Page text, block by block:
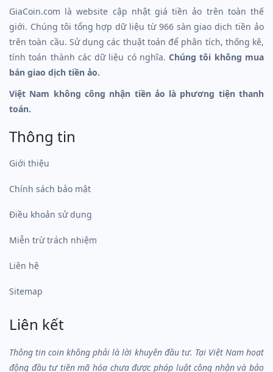
GiaCoin.com là website cập nhật giá tiền ảo trên toàn thế
giới. Chúng tôi tổng hợp dữ liệu từ 966 sàn giao dịch tiền ảo
trên toàn cầu. Sử dụng các thuật toán để phân tích, thống kê,
tính toán thành các dữ liệu có nghĩa.Chúng tôi không mua
bán giao dịch tiền ảo.
Việt Nam không công nhận tiền ảo là phương tiện thanh
toán.
Thông tin
Giới thiệu
Chính sách bảo mật
Điều khoản sử dụng
Miễn trừ trách nhiệm
Liên hệ
Sitemap
Liên kết
Thông tin coin không phải là lời khuyên đầu tư. Tại Việt Nam hoạt
động đầu tư tiền mã hóa chưa được pháp luật công nhận và bảo